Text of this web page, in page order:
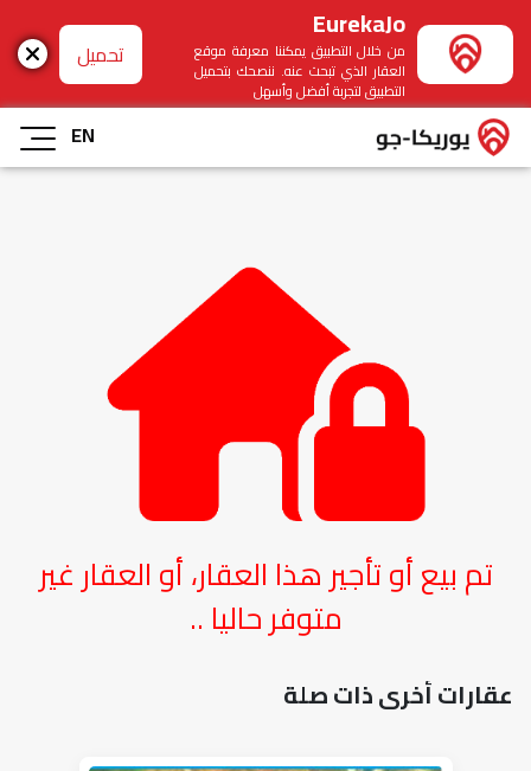
EurekaJo
من خلال التطبيق يمكننا معرفة موقع
العقار الذي تبحث عنه. ننصحك بتحميل
التطبيق لتجربة أفضل وأسهل
تحميل
EN
تم بيع أو تأجير هذا العقار، أو العقار غير
متوفر حاليا ..
عقارات أخرى ذات صلة